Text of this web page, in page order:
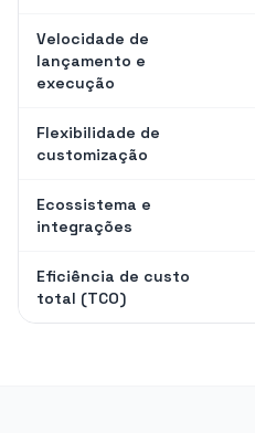
Velocidade de
lançamento e
execução
Flexibilidade de
customização
Ecossistema e
integrações
Eficiência de custo
total (TCO)